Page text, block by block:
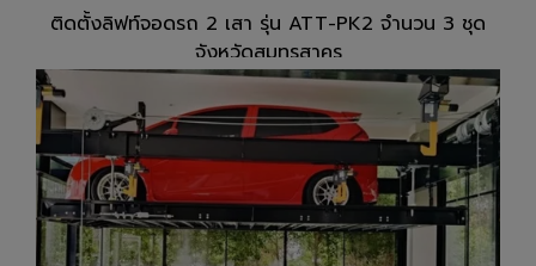
ติดตั้งลิฟท์จอดรถ 2 เสา รุ่น ATT-PK2 จำนวน 3 ชุด
จังหวัดสมุทรสาคร